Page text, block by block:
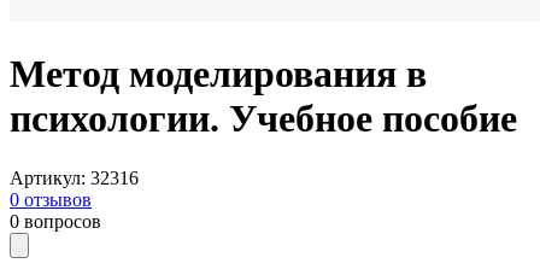
Метод моделирования в
психологии. Учебное пособие
Артикул: 32316
0 отзывов
0 вопросов